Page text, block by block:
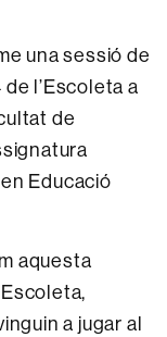
una sessió de
l’Escoleta a
de
Educació
aquesta
a jugar al